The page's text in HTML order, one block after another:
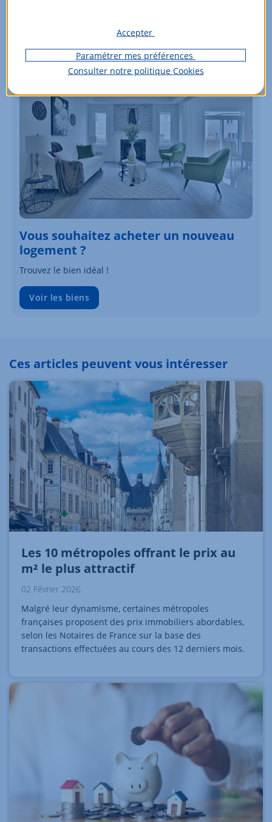
Vous souhaitez acheter un nouveau
logement ?
Trouvez le bien idéal !
Voir les biens
Ces articles peuvent vous intéresser
Les 10 métropoles offrant le prix au
m² le plus attractif
02 Février 2026
Malgré leur dynamisme, certaines métropoles
françaises proposent des prix immobiliers abordables,
selon les Notaires de France sur la base des
transactions effectuées au cours des 12 derniers mois.
Accepter
Paramétrer mes préférences
Consulter notre politique Cookies